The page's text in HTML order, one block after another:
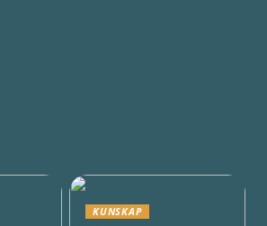
KUNSKAP